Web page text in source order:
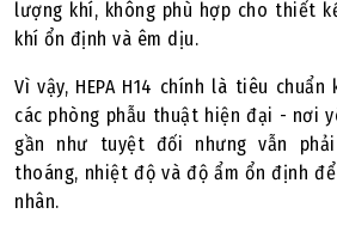
lượng khí, không phù hợp cho thiết
khí ổn định và êm dịu.
Vì vậy, HEPA H14 chính là tiêu
các phòng phẫu thuật hiện đại - nơi
gần như tuyệt đối nhưng vẫn
thoáng, nhiệt độ và độ ẩm ổn định
nhân.